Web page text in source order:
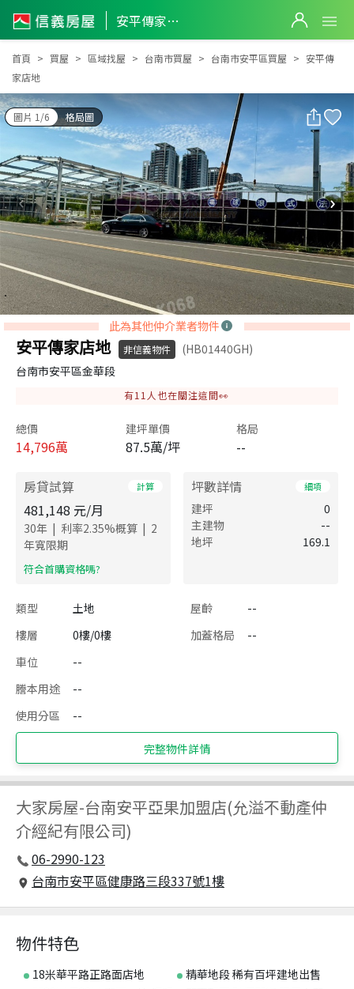
安平傳家店地
安平傳家店地
首頁 買屋 區域找屋 台南市買屋 台南市安平區買屋
安平傳
家店地
圖片 1/6 格局圖
此為其他仲介業者物件
安平傳家店地 非信義物件
(HB01440GH)
台南市安平區金華段
有11 人也在關注這間👀
總價
14,796萬
建坪單價
87.5萬/坪
格局
--
房貸試算 計算
481,148 元/月
30年 | 利率2.35%概算 | 2
年寬限期
​符合首購資格嗎?
坪數詳情 細項
建坪
0
主建物
--
地坪
169.1
類型 土地 屋齡
--
樓層
0樓/0樓 加蓋格局
--
車位
--
謄本用途
--
使用分區
--
完整物件詳情
大家房屋-台南安平亞果加盟店(允溢不動產仲
介經紀有限公司)
06-2990-123
台南市安平區健康路三段337號1樓
物件特色
18米華平路正路面店地
精華地段 稀有百坪建地出售